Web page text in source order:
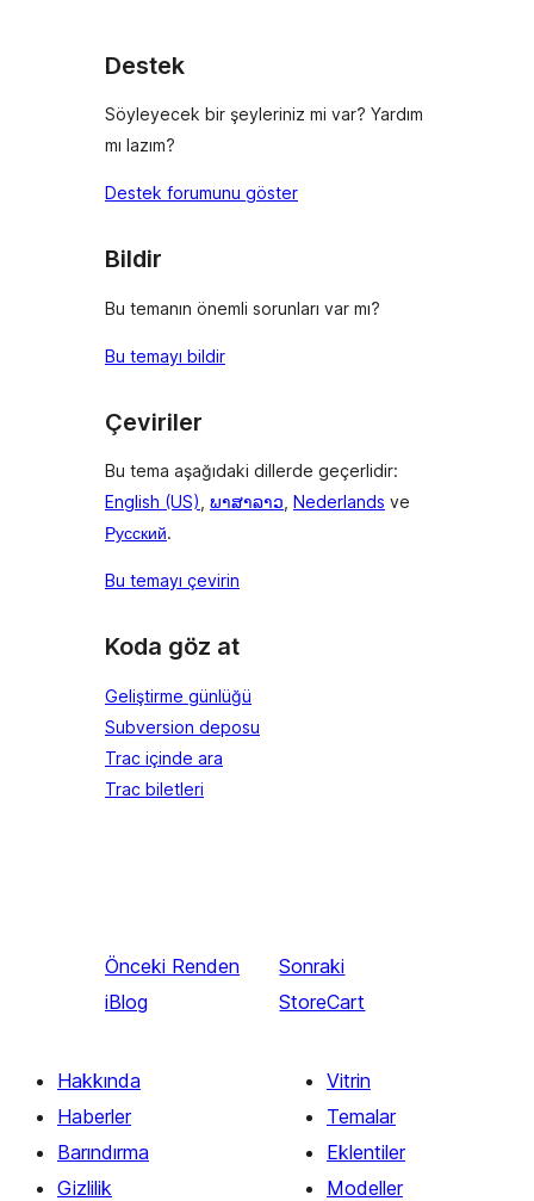
Destek
Söyleyecek bir şeyleriniz mi var? Yardım
mı lazım?
Destek forumunu göster
Bildir
Bu temanın önemli sorunları var mı?
Bu temayı bildir
Çeviriler
Bu tema aşağıdaki dillerde geçerlidir:
English (US), ພາສາລາວ, Nederlands ve
Русский.
Bu temayı çevirin
Koda göz at
Geliştirme günlüğü
Subversion deposu
Trac içinde ara
Trac biletleri
Önceki Renden
iBlog
Sonraki
StoreCart
Hakkında
Haberler
Barındırma
Gizlilik
Vitrin
Temalar
Eklentiler
Modeller